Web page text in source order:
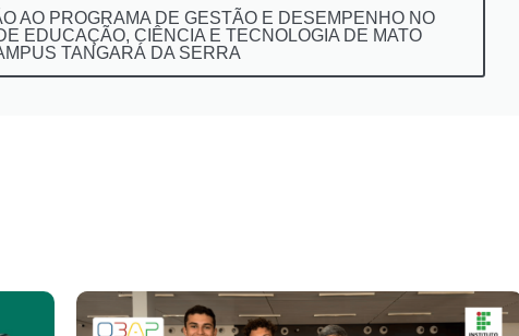
AO PROGRAMA DE GESTÃO E DESEMPENHO NO
EDUCAÇÃO, CIÊNCIA E TECNOLOGIA DE MATO
TANGARÁ DA SERRA